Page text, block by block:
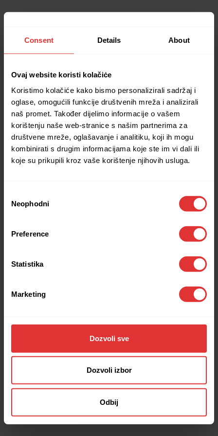
Consent Details About
Ovaj website koristi kolačiċe
Koristimo kolačiće kako bismo personalizirali sadržaj i
oglase, omogućili funkcije društvenih mreža i analizirali
naš promet. Također dijelimo informacije o vašem
korištenju naše web-stranice s našim partnerima za
društvene mreže, oglašavanje i analitiku, koji ih mogu
kombinirati s drugim informacijama koje ste im vi dali ili
koje su prikupili kroz vaše korištenje njihovih usluga.
Selection
Neophodni
Preference
Statistika
Marketing
Dozvoli sve
Dozvoli izbor
Odbij
Application error: a client-side exception has occurred (see the